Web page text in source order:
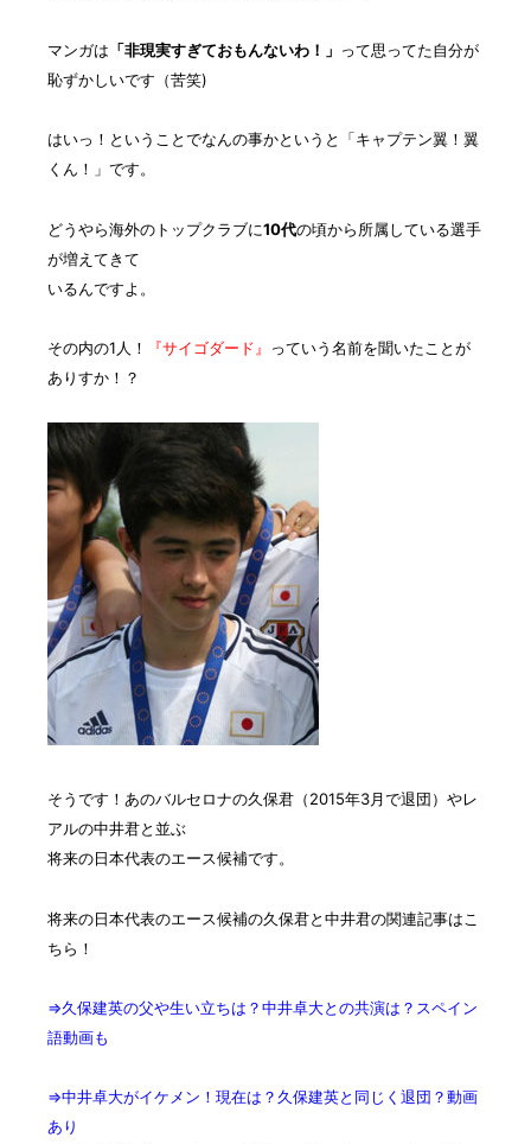
マンガは 「非現実すぎておもんないわ！」 って思ってた自分が
恥ずかしいです（苦笑)
はいっ！ということでなんの事かというと
「キャプテン翼！翼
くん！」 です。
どうやら海外のトップクラブに10代の頃から所属している選手
が増えてきて
いるんですよ。
その内の1人！ 『サイゴダード』
っていう名前を聞いたことが
ありすか！？
そうです！あのバルセロナの久保君（2015年3月で退団）やレ
アルの中井君と並ぶ
将来の日本代表のエース候補です。
将来の日本代表のエース候補の久保君と中井君の関連記事はこ
ちら！
⇒久保建英の父や生い立ちは？中井卓大との共演は？スペイン
語動画も
⇒中井卓大がイケメン！現在は？久保建英と同じく退団？動画
あり